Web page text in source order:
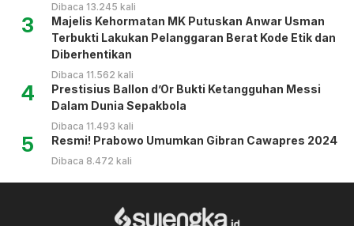
Dibaca 13.245 kali
3
Majelis Kehormatan MK Putuskan Anwar Usman
Terbukti Lakukan Pelanggaran Berat Kode Etik dan
Diberhentikan
Dibaca 11.562 kali
4
Prestisius Ballon d’Or Bukti Ketangguhan Messi
Dalam Dunia Sepakbola
Dibaca 11.493 kali
5 Resmi! Prabowo Umumkan Gibran Cawapres 2024
Dibaca 8.472 kali